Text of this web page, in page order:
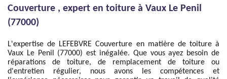
Couverture , expert en toiture à Vaux Le Penil
(77000)
L'expertise de LEFEBVRE Couverture en matière de toiture à
Vaux Le Penil (77000) est inégalée. Que vous ayez besoin de
réparations de toiture, de remplacement de toiture ou
d'entretien régulier, nous avons les compétences et